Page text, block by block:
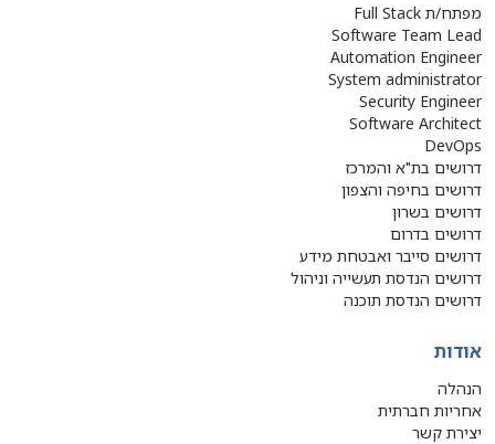
מפתח/ת Full Stack
Software Team Lead
Automation Engineer
System administrator
Security Engineer
Software Architect
DevOps
דרושים בת"א והמרכז
דרושים בחיפה והצפון
דרושים בשרון
דרושים בדרום
דרושים סייבר ואבטחת מידע
דרושים הנדסת תעשייה וניהול
דרושים הנדסת תוכנה
אודות
הנהלה
אחריות חברתית
יצירת קשר